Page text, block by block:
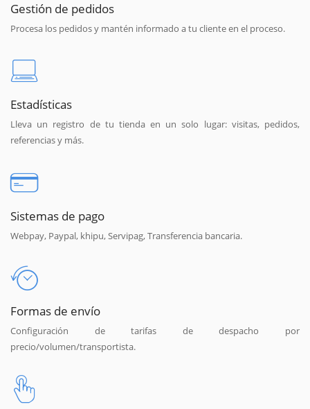
Gestión de pedidos
Procesa los pedidos y mantén informado a tu cliente en el proceso.
Estadísticas
Lleva un registro de tu tienda en un solo lugar: visitas, pedidos,
referencias y más.
Sistemas de pago
Webpay, Paypal, khipu, Servipag, Transferencia bancaria.
Formas de envío
Configuración de tarifas de despacho por
precio/volumen/transportista.